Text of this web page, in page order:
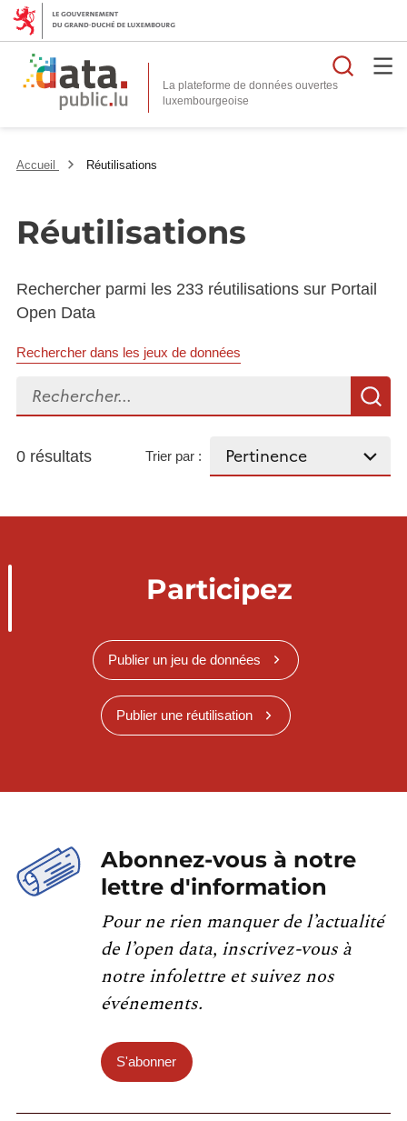
La plateforme de données ouvertes
Accueil Réutilisations
Réutilisations
Rechercher parmi les 233 réutilisations sur Portail
Open Data
Rechercher dans les jeux de données
Rechercher...
0 résultats Trier par :
Participez
Publier un jeu de données
Publier une réutilisation
Abonnez-vous à notre
lettre d'information
Pour ne rien manquer de l’actualité
de l’open data, inscrivez-vous à
notre infolettre et suivez nos
événements.
S'abonner